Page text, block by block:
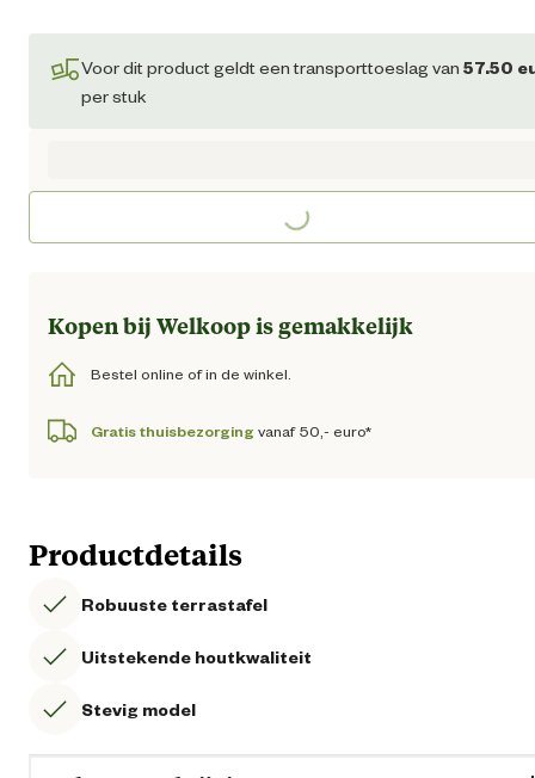
Huidige prijs € 175,00
Voor dit product geldt een transporttoeslag van 57.50
per stuk
Loading...
Kopen bij Welkoop is gemakkelijk
Bestel online of in de winkel.
Gratis thuisbezorging vanaf 50,- euro*
Productdetails
Robuuste terrastafel
Uitstekende houtkwaliteit
Stevig model